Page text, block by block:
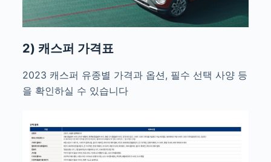
2) 캐스퍼 가격표
2023 캐스퍼 유종별 가격과 옵션, 필수 선택 사양 등
을 확인하실 수 있습니다